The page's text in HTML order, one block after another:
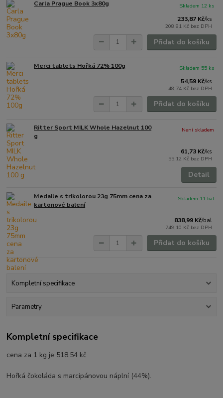
Carla Prague Book 3x80g
233,87 Kč/ks
208,81 Kč bez DPH
Skladem 12 ks
Přidat do košíku
Merci tablets Hořká 72% 100g
54,59 Kč/ks
48,74 Kč bez DPH
Skladem 55 ks
Přidat do košíku
Ritter Sport MILK Whole Hazelnut 100
g
61,73 Kč/ks
55,12 Kč bez DPH
Není skladem
Detail
Medaile s trikolorou 23g 75mm cena za
kartonové balení
838,99 Kč/bal
749,10 Kč bez DPH
Skladem 11 bal
Přidat do košíku
Kompletní specifikace
Parametry
Kompletní specifikace
cena za 1 kg je 518.54 kč
Hořká čokoláda s marcipánovou náplní (44%).